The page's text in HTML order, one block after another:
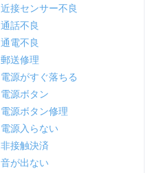
近接センサー不良
通話不良
通電不良
郵送修理
電源がすぐ落ちる
電源ボタン
電源ボタン修理
電源入らない
非接触決済
音が出ない